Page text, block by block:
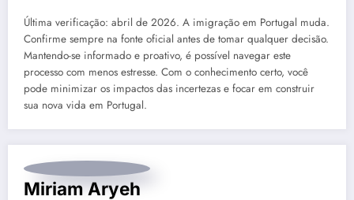
Última verificação: abril de 2026. A imigração em Portugal muda.
Confirme sempre na fonte oficial antes de tomar qualquer decisão.
Mantendo-se informado e proativo, é possível navegar este
processo com menos estresse. Com o conhecimento certo, você
pode minimizar os impactos das incertezas e focar em construir
sua nova vida em Portugal.
Miriam Aryeh